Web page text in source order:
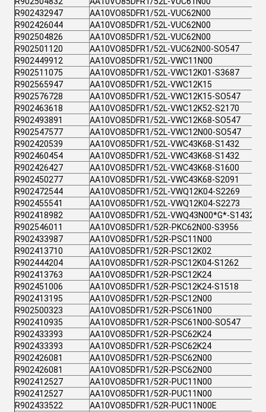
R902432947
AA10VO85DFR1/52L-VUC62N00
R902426044
AA10VO85DFR1/52L-VUC62N00
R902504826
AA10VO85DFR1/52L-VUC62N00
R902501120
AA10VO85DFR1/52L-VUC62N00-SO547
R902449912
AA10VO85DFR1/52L-VWC11N00
R902511075
AA10VO85DFR1/52L-VWC12K01-S3687
R902565947
AA10VO85DFR1/52L-VWC12K15
R902576728
AA10VO85DFR1/52L-VWC12K15-SO547
R902463618
AA10VO85DFR1/52L-VWC12K52-S2170
R902493891
AA10VO85DFR1/52L-VWC12K68-SO547
R902547577
AA10VO85DFR1/52L-VWC12N00-SO547
R902420539
AA10VO85DFR1/52L-VWC43K68-S1432
R902460454
AA10VO85DFR1/52L-VWC43K68-S1432
R902426427
AA10VO85DFR1/52L-VWC43K68-S1600
R902450277
AA10VO85DFR1/52L-VWC43K68-S2091
R902472544
AA10VO85DFR1/52L-VWQ12K04-S2269
R902455541
AA10VO85DFR1/52L-VWQ12K04-S2273
R902418982
AA10VO85DFR1/52L-VWQ43N00*G*-S1432
R902546011
AA10VO85DFR1/52R-PKC62N00-S3956
R902433987
AA10VO85DFR1/52R-PSC11N00
R902413710
AA10VO85DFR1/52R-PSC12K02
R902444204
AA10VO85DFR1/52R-PSC12K04-S1262
R902413763
AA10VO85DFR1/52R-PSC12K24
R902451006
AA10VO85DFR1/52R-PSC12K24-S1518
R902413195
AA10VO85DFR1/52R-PSC12N00
R902500323
AA10VO85DFR1/52R-PSC61N00
R902410935
AA10VO85DFR1/52R-PSC61N00-SO547
R902433393
AA10VO85DFR1/52R-PSC62K24
R902433393
AA10VO85DFR1/52R-PSC62K24
R902426081
AA10VO85DFR1/52R-PSC62N00
R902426081
AA10VO85DFR1/52R-PSC62N00
R902412527
AA10VO85DFR1/52R-PUC11N00
R902412527
AA10VO85DFR1/52R-PUC11N00
R902433522
AA10VO85DFR1/52R-PUC11N00E